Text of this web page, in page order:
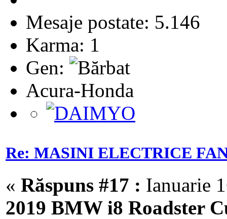
Mesaje postate: 5.146
Karma: 1
Gen:
Acura-Honda
Re: MASINI ELECTRICE
« Răspuns #17 : Ianuarie
2019 BMW i8 Roadster